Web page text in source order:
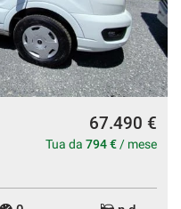
67.490 €
Tua da 794 € / mese